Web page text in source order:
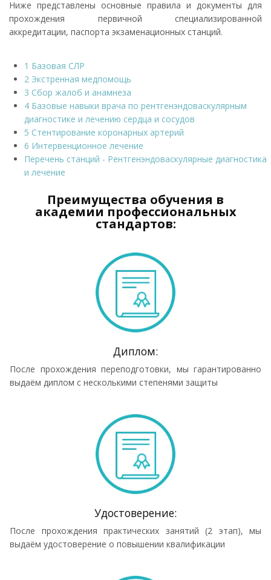
Ниже представлены основные правила и документы для
прохождения первичной специализированной
аккредитации, паспорта экзаменационных станций.
1 Базовая СЛР
2 Экстренная медпомощь
3 Сбор жалоб и анамнеза
4 Базовые навыки врача по рентгенэндоваскулярным
диагностике и лечению сердца и сосудов
5 Стентирование коронарных артерий
6 Интервенционное лечение
Перечень станций - Рентгенэндоваскулярные диагностика
и лечение
Преимущества обучения в
академии профессиональных
стандартов:
Диплом:
После прохождения переподготовки, мы гарантированно
выдаём диплом с несколькими степенями защиты
Удостоверение:
После прохождения практических занятий (2 этап), мы
выдаём удостоверение о повышении квалификации